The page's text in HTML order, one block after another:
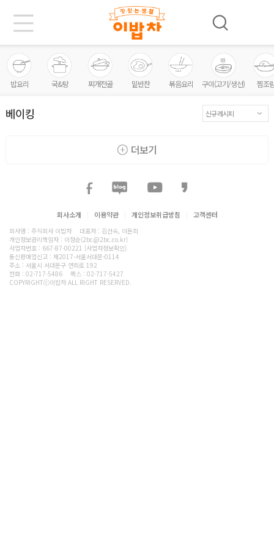
밥요리 국&탕 찌개전골 밑반찬 볶음요리 구이(고기/생선) 찜조
베이킹
더보기
회사소개 이용약관 개인정보취급방침 고객센터
회사명 : 주식회사 이밥차
대표자 : 김선숙, 이돈희
개인정보관리책임자 : 이정순(2bc@2bc.co.kr)
사업자번호 : 667-87-00221 [사업자정보확인]
통신판매업신고 : 제2017-서울서대문-0114
주소 : 서울시 서대문구 연희로 192
전화 :02-717-5486
팩스 : 02-717-5427
COPYRIGHTⓒ이밥차 ALL RIGHT RESERVED.